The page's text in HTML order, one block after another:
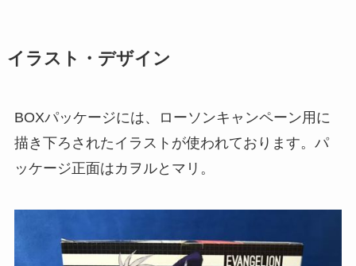
イラスト・デザイン
BOXパッケージには、ローソンキャンペーン用に
描き下ろされたイラストが使われております。パ
ッケージ正面はカヲルとマリ。